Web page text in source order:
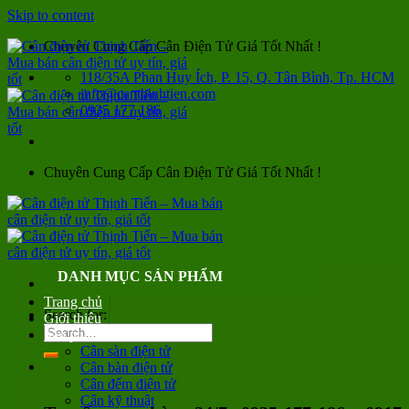
Skip to content
Chuyên Cung Cấp Cân Điện Tử Giá Tốt Nhất !
118/35A Phan Huy Ích, P. 15, Q. Tân Bình, Tp. HCM
info@canthinhtien.com
0935 177 186
Chuyên Cung Cấp Cân Điện Tử Giá Tốt Nhất !
Search for:
DANH MỤC SẢN PHẨM
Trang chủ
Giới thiệu
Sản phẩm
Cân sàn điện tử
Cân bàn điện tử
Cân đếm điện tử
Cân kỹ thuật